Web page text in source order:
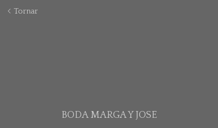
Tornar
BODA MARGA Y JOSE